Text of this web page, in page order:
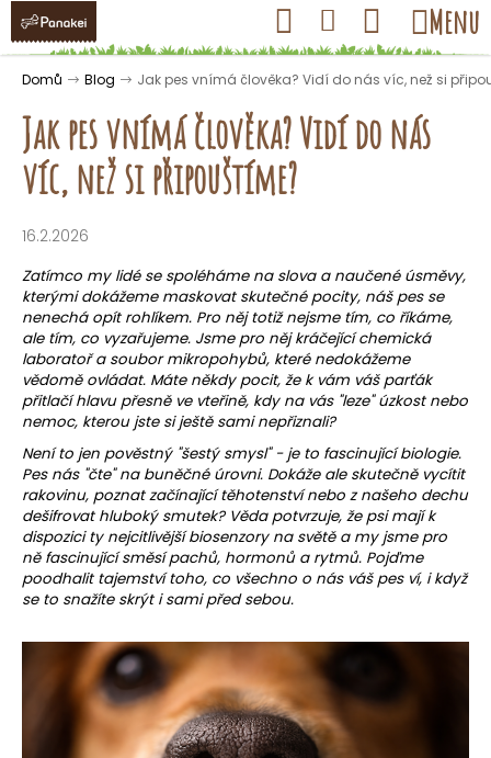
Přejít
obsah
Hledat Přihlášení
Nákupní
košík
Menu
Domů Blog Jak pes vnímá člověka? Vidí do nás víc, než si
Jak pes vnímá člověka? Vidí do nás
víc, než si připouštíme?
16.2.2026
Zatímco my lidé se spoléháme na slova a naučené úsměvy,
kterými dokážeme maskovat skutečné pocity, náš pes se
nenechá opít rohlíkem. Pro něj totiž nejsme tím, co říkáme,
ale tím, co vyzařujeme. Jsme pro něj kráčející chemická
laboratoř a soubor mikropohybů, které nedokážeme
vědomě ovládat. Máte někdy pocit, že k vám váš parťák
přitlačí hlavu přesně ve vteřině, kdy na vás "leze" úzkost nebo
nemoc, kterou jste si ještě sami nepřiznali?
Není to jen pověstný "šestý smysl" - je to fascinující biologie.
Pes nás "čte" na buněčné úrovni. Dokáže ale skutečně vycítit
rakovinu, poznat začínající těhotenství nebo z našeho dechu
dešifrovat hluboký smutek? Věda potvrzuje, že psi mají k
dispozici ty nejcitlivější biosenzory na světě a my jsme pro
ně fascinující směsí pachů, hormonů a rytmů. Pojďme
poodhalit tajemství toho, co všechno o nás váš pes ví, i když
se to snažíte skrýt i sami před sebou.
K
o Zpět
Zpět
o
p
o
t
ř
e
b
u
j
e
t
e
n
a
j
í
?